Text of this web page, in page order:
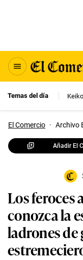
Temas del día
El Comercio · Archivo
Añadir El
Los feroces
conozca la
ladrones de